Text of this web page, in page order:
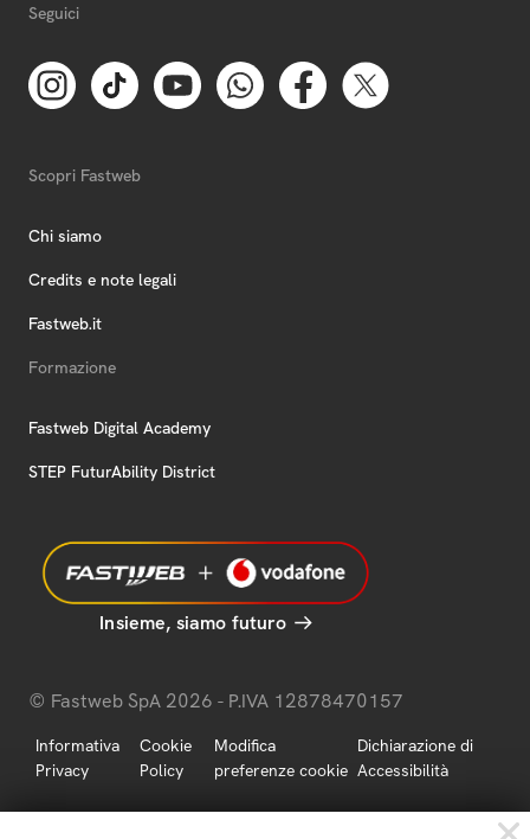
Seguici
Scopri Fastweb
Chi siamo
Credits e note legali
Fastweb.it
Formazione
Fastweb Digital Academy
STEP FuturAbility District
Insieme, siamo futuro
© Fastweb SpA 2026 - P.IVA 12878470157
Informativa
Privacy
Cookie
Policy
Modifica
preferenze cookie
Dichiarazione di
Accessibilità